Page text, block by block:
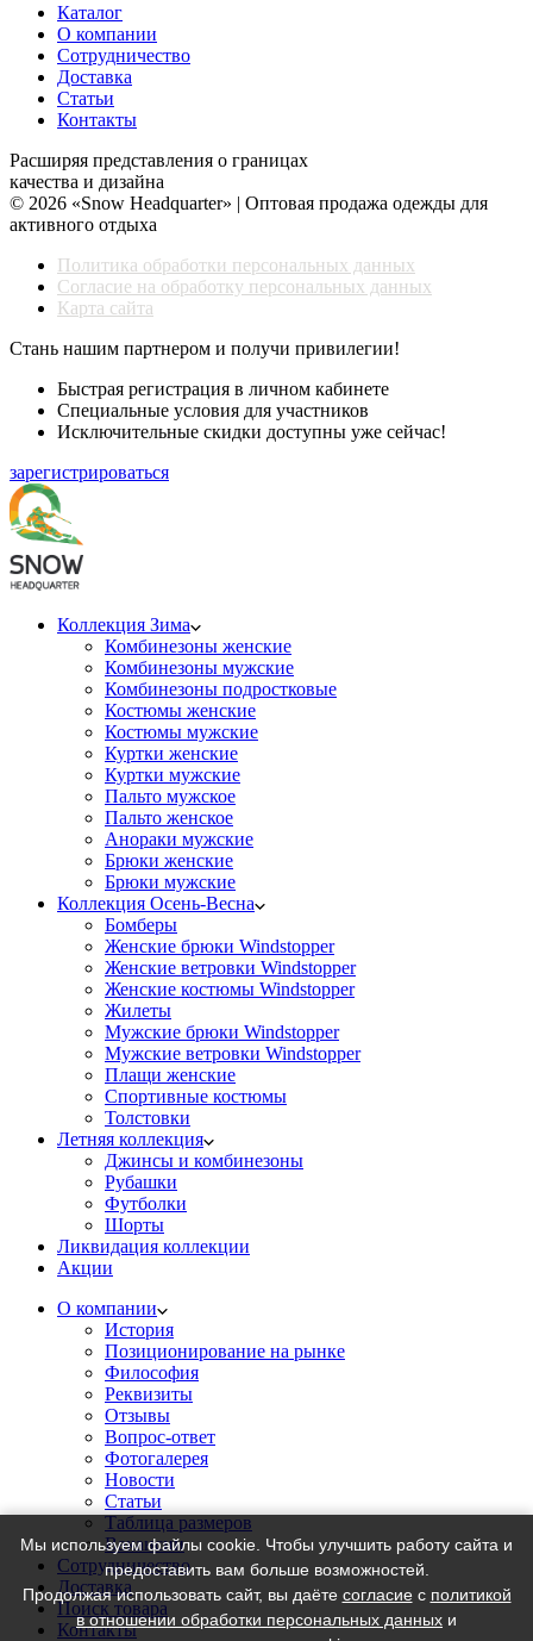
Каталог
О компании
Сотрудничество
Доставка
Статьи
Контакты
Расширяя представления о границах
качества и дизайна
© 2026 «Snow Headquarter» | Оптовая продажа одежды для
активного отдыха
Политика обработки персональных данных
Согласие на обработку персональных данных
Карта сайта
Стань нашим партнером и получи привилегии!
Быстрая регистрация в личном кабинете
Специальные условия для участников
Исключительные скидки доступны уже сейчас!
зарегистрироваться
Коллекция Зима
Комбинезоны женские
Комбинезоны мужские
Комбинезоны подростковые
Костюмы женские
Костюмы мужские
Куртки женские
Куртки мужские
Пальто мужское
Пальто женское
Анораки мужские
Брюки женские
Брюки мужские
Коллекция Осень-Весна
Бомберы
Женские брюки Windstopper
Женские ветровки Windstopper
Женские костюмы Windstopper
Жилеты
Мужские брюки Windstopper
Мужские ветровки Windstopper
Плащи женские
Спортивные костюмы
Толстовки
Летняя коллекция
Джинсы и комбинезоны
Рубашки
Футболки
Шорты
Ликвидация коллекции
Акции
О компании
История
Позиционирование на рынке
Философия
Реквизиты
Отзывы
Вопрос-ответ
Фотогалерея
Новости
Статьи
Таблица размеров
Вакансии
Сотрудничество
Доставка
Поиск товара
Контакты
Мы используем файлы cookie. Чтобы улучшить работу сайта и
предоставить вам больше возможностей.
Продолжая использовать сайт, вы даёте согласиес политикой
в отношении обработки персональных данных и